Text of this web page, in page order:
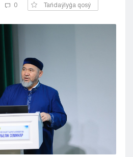
0 Tańdaýlyǵa qosý